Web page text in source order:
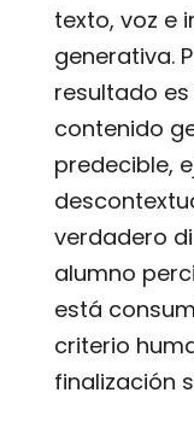
texto, voz e
generativa.
resultado
contenido
predecible,
verdadero
alumno
está
criterio
finalización